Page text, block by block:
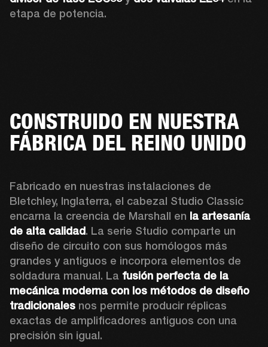
etapa de potencia.
CONSTRUIDO EN NUESTRA
FÁBRICA DEL REINO UNIDO
Fabricado en nuestras instalaciones de
Bletchley, Inglaterra, el cabezal Studio Classic
encarna la creencia de Marshall en la artesanía
de alta calidad. La serie Studio comparte un
diseño de circuito con sus homólogos más
grandes y antiguos e incorpora elementos de
soldadura manual. La fusión perfecta de la
mecánica moderna con los métodos de diseño
tradicionales nos permite producir réplicas
exactas de amplificadores antiguos con una
precisión sin igual.